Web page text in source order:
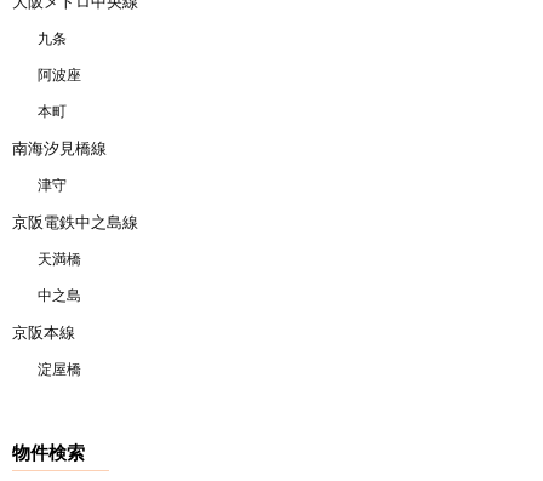
九条
阿波座
本町
南海汐見橋線
津守
京阪電鉄中之島線
天満橋
中之島
京阪本線
淀屋橋
物件検索